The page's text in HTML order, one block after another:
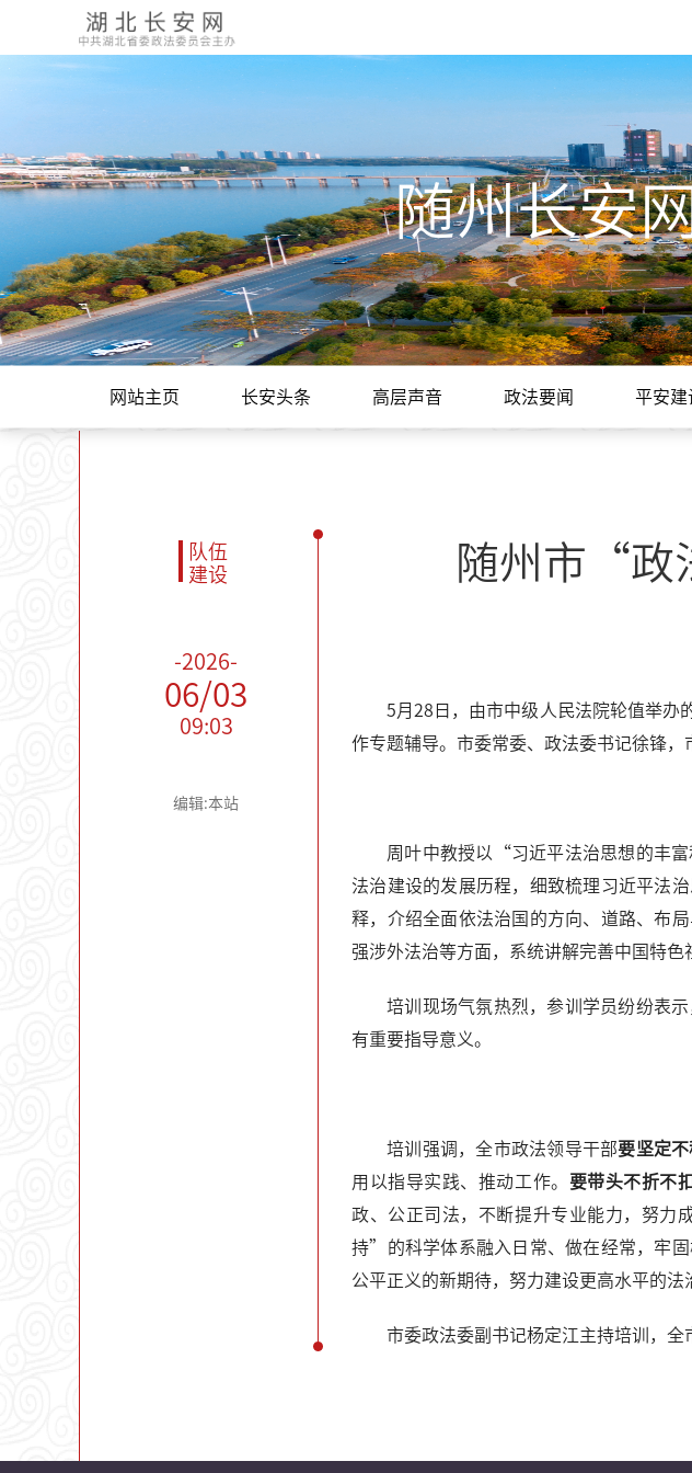
随州长安
网站主页 长安头条 高层声音 政法要闻 平安建
队伍
建设
-2026-
06/03
09:03
编辑:本站
随州市“政
5月28日，由市中级人民法院轮值举
作专题辅导。市委常委、政法委书记徐锋，
周叶中教授以“习近平法治思想的丰
法治建设的发展历程，细致梳理习近平法
释，介绍全面依法治国的方向、道路、布
强涉外法治等方面，系统讲解完善中国特色
培训现场气氛热烈，参训学员纷纷表
有重要指导意义。
培训强调，全市政法领导干部要坚定
用以指导实践、推动工作。 要带头不折不
政、公正司法，不断提升专业能力，努力
持”的科学体系融入日常、做在经常，牢
公平正义的新期待，努力建设更高水平的法
市委政法委副书记杨定江主持培训，全